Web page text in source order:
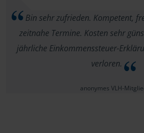
Bin sehr zufrieden. Kompetent,
zeitnahe Termine. Kosten sehr
jährliche Einkommenssteuer-
verloren.
anonymes VLH-